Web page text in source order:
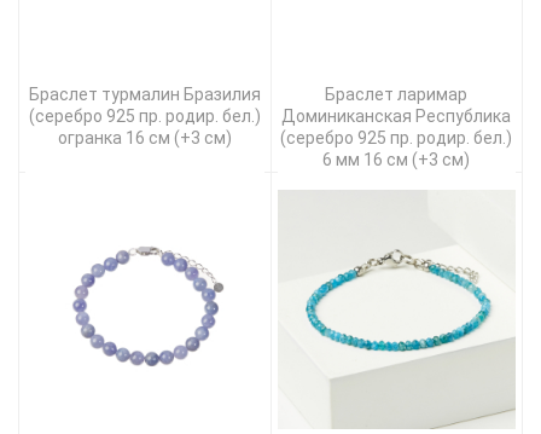
Браслет турмалин Бразилия
(серебро 925 пр. родир. бел.)
огранка 16 см (+3 см)
Браслет ларимар
Доминиканская Республика
(серебро 925 пр. родир. бел.)
6 мм 16 см (+3 см)